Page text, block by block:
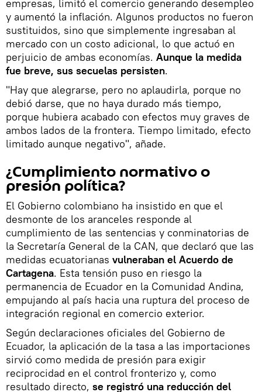
empresas, limitó el comercio generando desempleo
y aumentó la inflación. Algunos productos no fueron
sustituidos, sino que simplemente ingresaban al
mercado con un costo adicional, lo que actuó en
perjuicio de ambas economías. Aunque la medida
fue breve, sus secuelas persisten.
"Hay que alegrarse, pero no aplaudirla, porque no
debió darse, que no haya durado más tiempo,
porque hubiera acabado con efectos muy graves de
ambos lados de la frontera. Tiempo limitado, efecto
limitado aunque negativo", añade.
¿Cumplimiento normativo o
presión política?
El Gobierno colombiano ha insistido en que el
desmonte de los aranceles responde al
cumplimiento de las sentencias y conminatorias de
la Secretaría General de la CAN, que declaró que las
medidas ecuatorianas vulneraban el Acuerdo de
Cartagena. Esta tensión puso en riesgo la
permanencia de Ecuador en la Comunidad Andina,
empujando al país hacia una ruptura del proceso de
integración regional en comercio exterior.
Según declaraciones oficiales del Gobierno de
Ecuador, la aplicación de la tasa a las importaciones
sirvió como medida de presión para exigir
reciprocidad en el control fronterizo y, como
resultado directo, se registró una reducción del